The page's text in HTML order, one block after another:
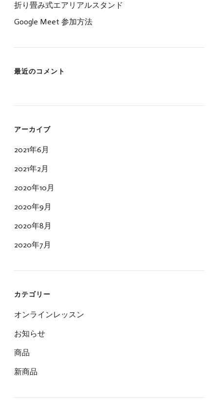
折り畳み式エアリアルスタンド
Google Meet 参加方法
最近のコメント
アーカイブ
2021年6月
2021年2月
2020年10月
2020年9月
2020年8月
2020年7月
カテゴリー
オンラインレッスン
お知らせ
商品
新商品